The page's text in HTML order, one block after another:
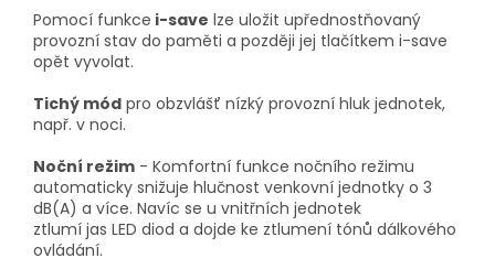
Pomocí funkce i-save lze uložit upřednostňovaný
provozní stav do paměti a později jej tlačítkem i-save
opět vyvolat.
Tichý mód pro obzvlášť nízký provozní hluk jednotek,
např. v noci.
Noční režim - Komfortní funkce nočního režimu
automaticky snižuje hlučnost venkovní jednotky o 3
dB(A) a více. Navíc se u vnitřních jednotek
ztlumí jas LED diod a dojde ke ztlumení tónů dálkového
ovládání.